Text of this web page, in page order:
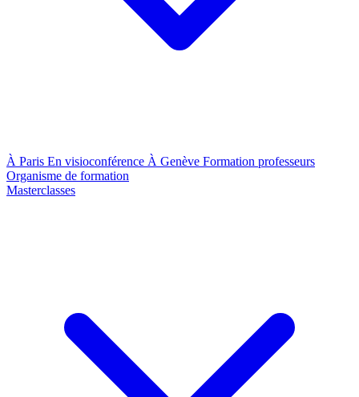
À Paris En visioconférence À Genève Formation professeurs
Organisme de formation
Masterclasses